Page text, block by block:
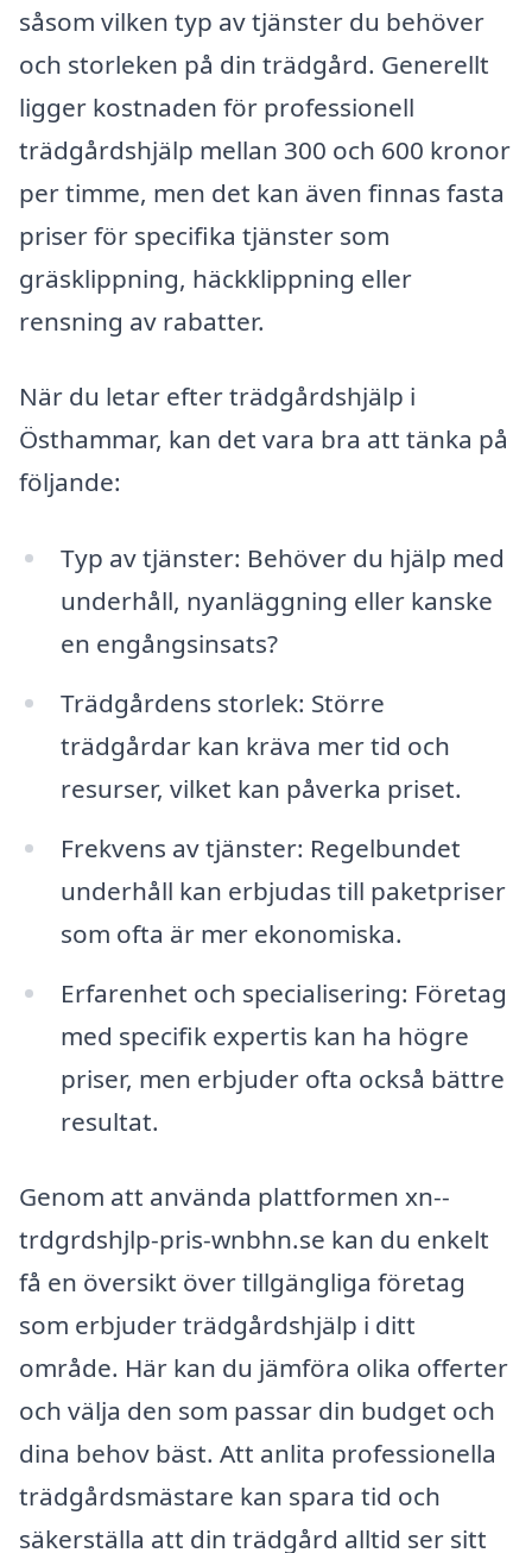
såsom vilken typ av tjänster du behöver
och storleken på din trädgård. Generellt
ligger kostnaden för professionell
trädgårdshjälp mellan 300 och 600 kronor
per timme, men det kan även finnas fasta
priser för specifika tjänster som
gräsklippning, häckklippning eller
rensning av rabatter.
När du letar efter trädgårdshjälp i
Östhammar, kan det vara bra att tänka på
följande:
Typ av tjänster: Behöver du hjälp med
underhåll, nyanläggning eller kanske
en engångsinsats?
Trädgårdens storlek: Större
trädgårdar kan kräva mer tid och
resurser, vilket kan påverka priset.
Frekvens av tjänster: Regelbundet
underhåll kan erbjudas till paketpriser
som ofta är mer ekonomiska.
Erfarenhet och specialisering: Företag
med specifik expertis kan ha högre
priser, men erbjuder ofta också bättre
resultat.
Genom att använda plattformen xn--
trdgrdshjlp-pris-wnbhn.se kan du enkelt
få en översikt över tillgängliga företag
som erbjuder trädgårdshjälp i ditt
område. Här kan du jämföra olika offerter
och välja den som passar din budget och
dina behov bäst. Att anlita professionella
trädgårdsmästare kan spara tid och
säkerställa att din trädgård alltid ser sitt